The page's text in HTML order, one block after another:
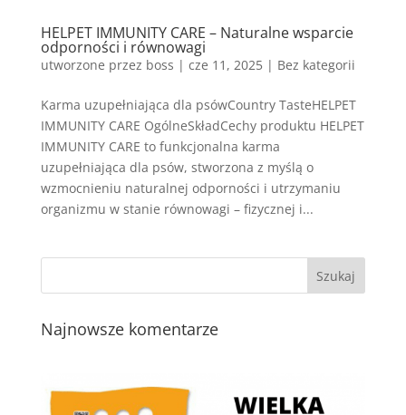
HELPET IMMUNITY CARE – Naturalne wsparcie
odporności i równowagi
utworzone przez boss | cze 11, 2025| Bez kategorii
Karma uzupełniająca dla psówCountry TasteHELPET
IMMUNITY CARE OgólneSkładCechy produktu HELPET
IMMUNITY CARE to funkcjonalna karma
uzupełniająca dla psów, stworzona z myślą o
wzmocnieniu naturalnej odporności i utrzymaniu
organizmu w stanie równowagi – fizycznej i...
Najnowsze komentarze